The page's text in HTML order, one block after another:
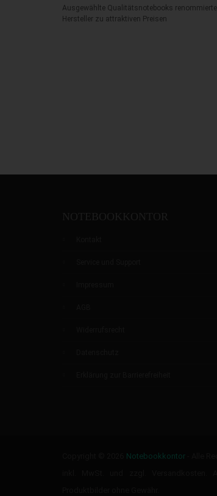
Ausgewählte Qualitätsnotebooks
Hersteller zu attraktiven Preisen
Notebookkontor- Alle